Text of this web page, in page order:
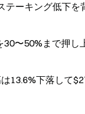
テーキング低下
〜50%まで押
13.6%下落して